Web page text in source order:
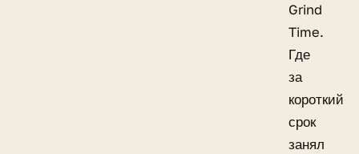
Grind
Time.
Где
за
короткий
срок
занял